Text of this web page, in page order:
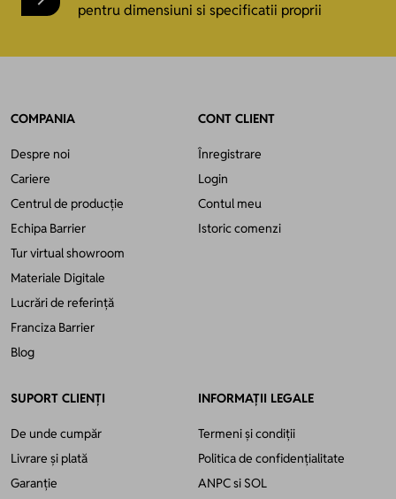
pentru dimensiuni si specificatii proprii
COMPANIA
Despre noi
Cariere
Centrul de producție
Echipa Barrier
Tur virtual showroom
Materiale Digitale
Lucrări de referință
Franciza Barrier
Blog
CONT CLIENT
Înregistrare
Login
Contul meu
Istoric comenzi
SUPORT CLIENȚI
De unde cumpăr
Livrare și plată
Garanție
INFORMAȚII LEGALE
Termeni și condiții
Politica de confidențialitate
ANPCsi SOL